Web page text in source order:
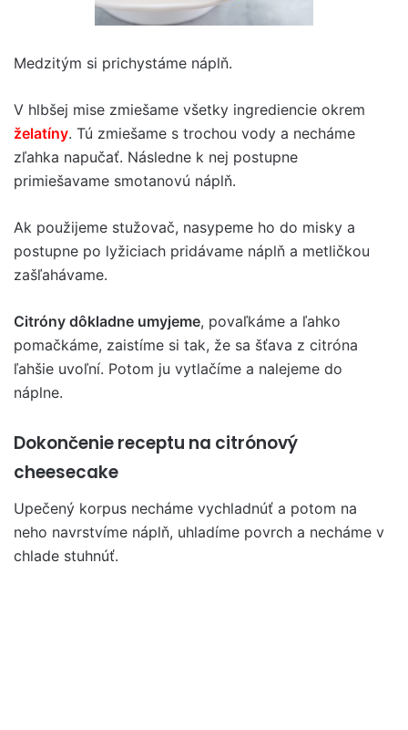
Medzitým si prichystáme náplň.
V hlbšej mise zmiešame všetky ingrediencie okrem
želatíny. Tú zmiešame s trochou vody a necháme
zľahka napučať. Následne k nej postupne
primiešavame smotanovú náplň.
Ak použijeme stužovač, nasypeme ho do misky a
postupne po lyžiciach pridávame náplň a metličkou
zašľahávame.
Citróny dôkladne umyjeme, povaľkáme a ľahko
pomačkáme, zaistíme si tak, že sa šťava z citróna
ľahšie uvoľní. Potom ju vytlačíme a nalejeme do
náplne.
Dokončenie receptu na citrónový
cheesecake
Upečený korpus necháme vychladnúť a potom na
neho navrstvíme náplň, uhladíme povrch a necháme v
chlade stuhnúť.